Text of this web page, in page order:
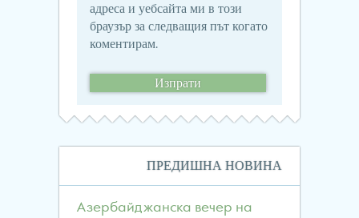
адреса и уебсайта ми в този
браузър за следващия път когато
коментирам.
Навигация
в
публикациите
ПРЕДИШНА НОВИНА
Азербайджанска вечер на